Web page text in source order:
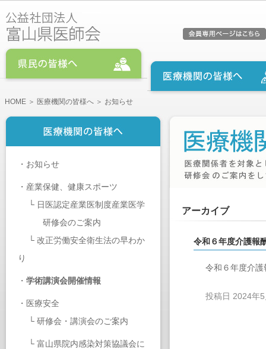
HOME ＞ 医療機関の皆様へ ＞ お知らせ
・ お知らせ
・ 産業保健、健康スポーツ
└ 日医認定産業医制度産業医学
研修会のご案内
└ 改正労働安全衛生法の早わか
り
・ 学術講演会開催情報
・ 医療安全
└ 研修会・講演会のご案内
└ 富山県院内感染対策協議会に
アーカイブ
令和６年度介護報
令和６年度介
投稿日 2024年